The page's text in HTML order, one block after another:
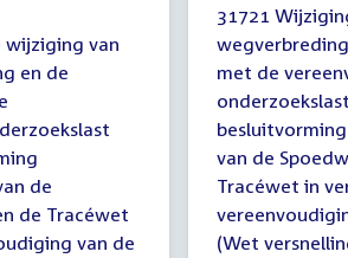
van
en de
de
de Tracéwet
van de
Eindtekst
31721
met de
van de
Tracéwet in
(Wet